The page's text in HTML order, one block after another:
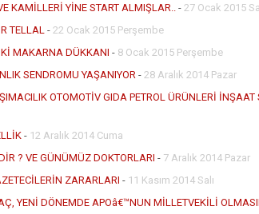
KAMİLLERİ YİNE START ALMIŞLAR..
- 27 Ocak 2015
TELLAL - 22 Ocak 2015 Perşembe
MAKARNA DÜKKANI - 8 Ocak 2015 Perşembe
SENDROMU YAŞANIYOR - 28 Aralık 2014 Pazar
OTOMOTİV GIDA PETROL ÜRÜNLERİ İNŞAAT
- 12 Aralık 2014 Cuma
? VE GÜNÜMÜZ DOKTORLARI - 7 Aralık 2014 Pazar
ZARARLARI - 11 Kasım 2014 Salı
YENİ DÖNEMDE APOâ€™NUN MİLLETVEKİLİ